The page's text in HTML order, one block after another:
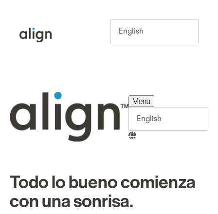
Menu
Todo lo bueno comienza
con una sonrisa.